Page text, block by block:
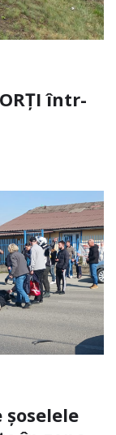
într-
șoselele